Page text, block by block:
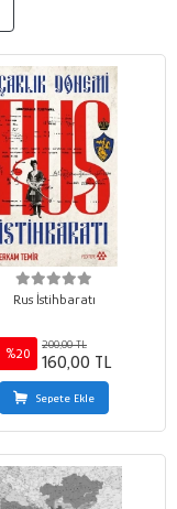
Rus İstihbaratı
%20
200,00 TL
160,00 TL
Sepete Ekle